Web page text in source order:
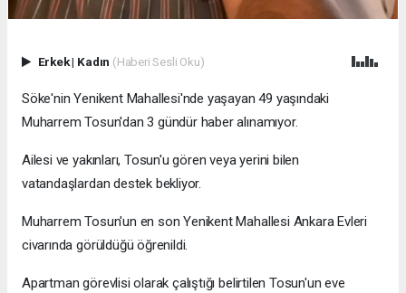
Erkek| Kadın (Haberi Sesli Oku)
Söke'nin Yenikent Mahallesi'nde yaşayan 49 yaşındaki
Muharrem Tosun'dan 3 gündür haber alınamıyor.
Ailesi ve yakınları, Tosun'u gören veya yerini bilen
vatandaşlardan destek bekliyor.
Muharrem Tosun'un en son Yenikent Mahallesi Ankara Evleri
civarında görüldüğü öğrenildi.
Apartman görevlisi olarak çalıştığı belirtilen Tosun'un eve